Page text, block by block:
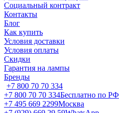
Социальный контракт
Контакты
Блог
Как купить
Условия доставки
Условия оплаты
Скидки
Гарантия на лампы
Бренды
+7 800 70 70 334
+7 800 70 70 334Бесплатно по РФ
+7 495 669 2299Москва